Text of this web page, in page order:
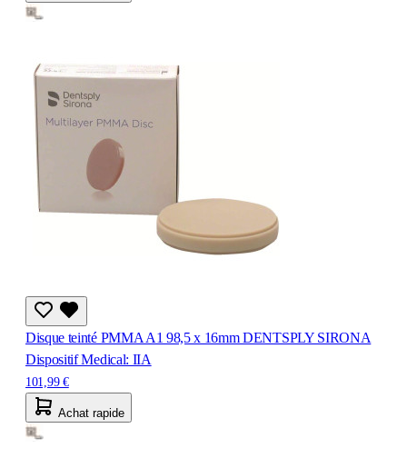
Disque teinté PMMA A1 98,5 x 16mm DENTSPLY SIRONA
Dispositif Medical: IIA
101,99 €
Achat rapide